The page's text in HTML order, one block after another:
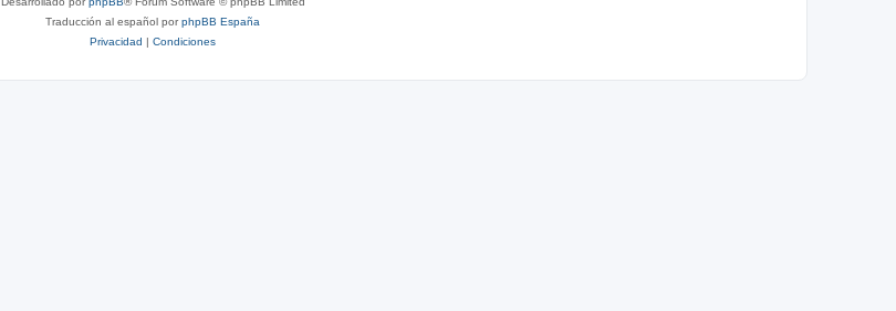
Traducción al español porphpBB España
Privacidad | Condiciones